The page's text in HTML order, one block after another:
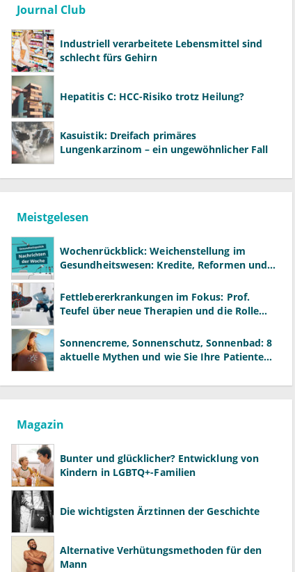
Journal Club
Industriell verarbeitete Lebensmittel sind
schlecht fürs Gehirn
Hepatitis C: HCC-Risiko trotz Heilung?
Kasuistik: Dreifach primäres
Lungenkarzinom – ein ungewöhnlicher Fall
Meistgelesen
Wochenrückblick: Weichenstellung im
Gesundheitswesen: Kredite, Reformen und
Fettlebererkrankungen im Fokus: Prof.
Teufel über neue Therapien und die Rolle
Sonnencreme, Sonnenschutz, Sonnenbad: 8
aktuelle Mythen und wie Sie Ihre Patienten
Magazin
Bunter und glücklicher? Entwicklung von
Kindern in LGBTQ+-Familien
Die wichtigsten Ärztinnen der Geschichte
Alternative Verhütungsmethoden für den
Mann